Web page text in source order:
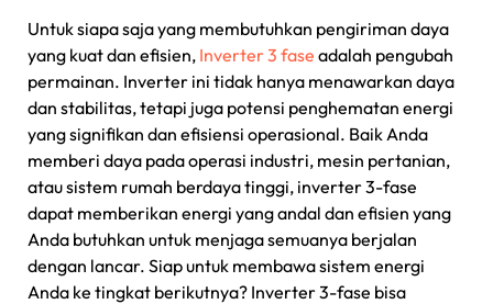
Untuk siapa saja yang membutuhkan pengiriman daya
yang kuat dan efisien, Inverter 3 fase adalah pengubah
permainan. Inverter ini tidak hanya menawarkan daya
dan stabilitas, tetapi juga potensi penghematan energi
yang signifikan dan efisiensi operasional. Baik Anda
memberi daya pada operasi industri, mesin pertanian,
atau sistem rumah berdaya tinggi, inverter 3-fase
dapat memberikan energi yang andal dan efisien yang
Anda butuhkan untuk menjaga semuanya berjalan
dengan lancar. Siap untuk membawa sistem energi
Anda ke tingkat berikutnya? Inverter 3-fase bisa